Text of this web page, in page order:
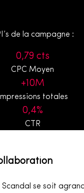
de la campagne :
0,79 cts
CPC Moyen
+10M
Impressions totales
0,4%
CTR
Scandal se soit